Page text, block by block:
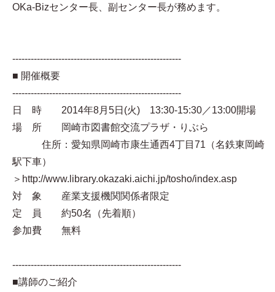
OKa-Bizセンター長、副センター長が務めます。
-------------------------------------------------------
■ 開催概要
-------------------------------------------------------
日 時 2014年8月5日(火) 13:30-15:30／13:00開場
場 所 岡崎市図書館交流プラザ・りぶら
住所：愛知県岡崎市康生通西4丁目71（名鉄東岡崎
駅下車）
＞http://www.library.okazaki.aichi.jp/tosho/index.asp
対 象 産業支援機関関係者限定
定 員 約50名（先着順）
参加費 無料
-------------------------------------------------------
■講師のご紹介